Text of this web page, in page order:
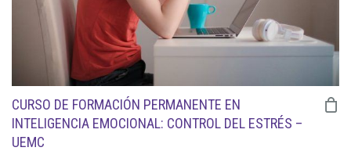
CURSO DE FORMACIÓN PERMANENTE EN
INTELIGENCIA EMOCIONAL: CONTROL DEL ESTRÉS –
UEMC